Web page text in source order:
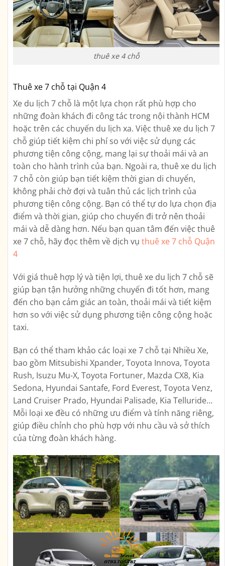
thuê xe 4 chỗ
Thuê xe 7 chỗ tại Quận 4
Xe du lịch 7 chỗ là một lựa chọn rất phù hợp cho
những đoàn khách đi công tác trong nội thành HCM
hoặc trên các chuyến du lịch xa. Việc thuê xe du lịch 7
chỗ giúp tiết kiệm chi phí so với việc sử dụng các
phương tiện công cộng, mang lại sự thoải mái và an
toàn cho hành trình của bạn. Ngoài ra, thuê xe du lịch
7 chỗ còn giúp bạn tiết kiệm thời gian di chuyển,
không phải chờ đợi và tuân thủ các lịch trình của
phương tiện công cộng. Bạn có thể tự do lựa chọn địa
điểm và thời gian, giúp cho chuyến đi trở nên thoải
mái và dễ dàng hơn. Nếu bạn quan tâm đến việc thuê
xe 7 chỗ, hãy đọc thêm về dịch vụ thuê xe 7 chỗ Quận
4
Với giá thuê hợp lý và tiện lợi, thuê xe du lịch 7 chỗ sẽ
giúp bạn tận hưởng những chuyến đi tốt hơn, mang
đến cho bạn cảm giác an toàn, thoải mái và tiết kiệm
hơn so với việc sử dụng phương tiện công cộng hoặc
taxi.
Bạn có thể tham khảo các loại xe 7 chỗ tại Nhiều Xe,
bao gồm Mitsubishi Xpander, Toyota Innova, Toyota
Rush, Isuzu Mu-X, Toyota Fortuner, Mazda CX8, Kia
Sedona, Hyundai Santafe, Ford Everest, Toyota Venz,
Land Cruiser Prado, Hyundai Palisade, Kia Telluride…
Mỗi loại xe đều có những ưu điểm và tính năng riêng,
giúp điều chỉnh cho phù hợp với nhu cầu và sở thích
của từng đoàn khách hàng.